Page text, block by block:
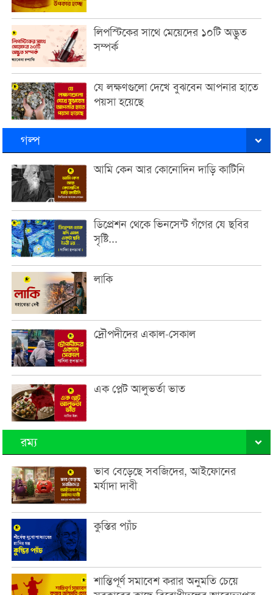
লিপস্টিকের সাথে মেয়েদের ১০টি অদ্ভুত
সম্পর্ক
যে লক্ষণগুলো দেখে বুঝবেন আপনার হাতে
পয়সা হয়েছে
গল্প
আমি কেন আর কোনোদিন দাড়ি কাটিনি
ডিপ্রেশন থেকে ভিনসেন্ট গঁগের যে ছবির
সৃষ্টি...
লাকি
দ্রৌপদীদের একাল-সেকাল
এক প্লেট আলুভর্তা ভাত
রম্য
ভাব বেড়েছে সবজিদের, আইফোনের
মর্যাদা দাবী
কুস্তির প্যাঁচ
শান্তিপূর্ণ সমাবেশ করার অনুমতি চেয়ে